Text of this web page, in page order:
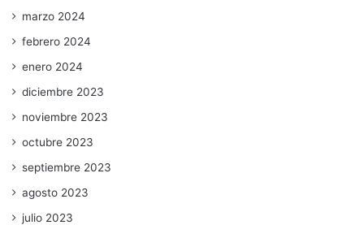
marzo 2024
febrero 2024
enero 2024
diciembre 2023
noviembre 2023
octubre 2023
septiembre 2023
agosto 2023
julio 2023